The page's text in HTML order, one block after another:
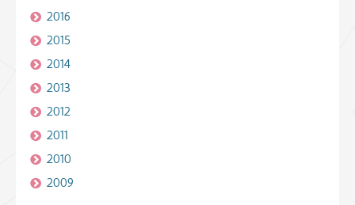
2016
2015
2014
2013
2012
2011
2010
2009